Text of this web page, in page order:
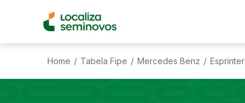
Home / Tabela Fipe / Mercedes Benz / Esprinter